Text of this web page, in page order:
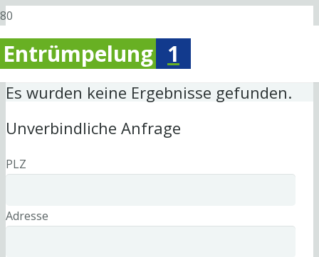
Entrümpelung 1
Es wurden keine Ergebnisse gefunden.
Unverbindliche Anfrage
PLZ
Adresse